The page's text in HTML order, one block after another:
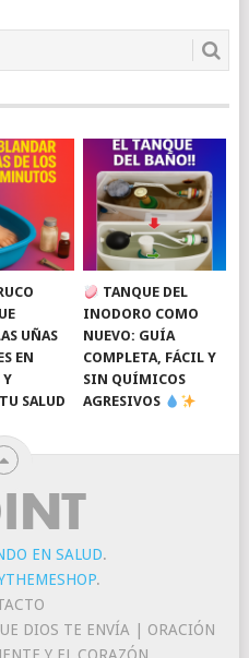
UÑAS
EN
Y
SALUD
TANQUE DEL
INODORO COMO
NUEVO: GUÍA
COMPLETA, FÁCIL Y
SIN QUÍMICOS
AGRESIVOS
EN SALUD.
.
DIOS TE ENVÍA | ORACIÓN